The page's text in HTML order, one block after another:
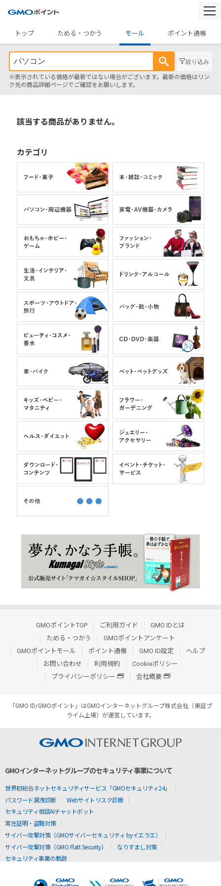
トップ
ためる・つかう モール ポイント通帳
絞り込み
※表示されている価格が最新ではない場合がございます。最新の価格はリン
ク先の商品詳細ページでご確認をお願いします。
該当する商品がありません。
カテゴリ
GMOポイントTOP ご利用ガイド
GMO IDとは
ためる・つかう
GMOポイントアンケート
GMOポイントモール
ポイント通帳 GMO ID設定
ヘルプ
お問い合わせ
利用規約
Cookieポリシー
プライバシーポリシー
会社概要
「GMO ID/GMOポイント」はGMOインターネットグループ株式会社（東証プ
ライム上場）が運営しています。
GMOインターネットグループのセキュリティ事業について
世界初総合ネットセキュリティサービス「GMOセキュリティ24」
パスワード漏洩診断
Webサイトリスク診断
セキュリティ相談AIチャットボット
実在証明・盗聴対策
サイバー攻撃対策（GMOサイバーセキュリティ byイエラエ）
サイバー攻撃対策（GMO Flatt Security）
なりすまし対策
セキュリティ事業の軌跡